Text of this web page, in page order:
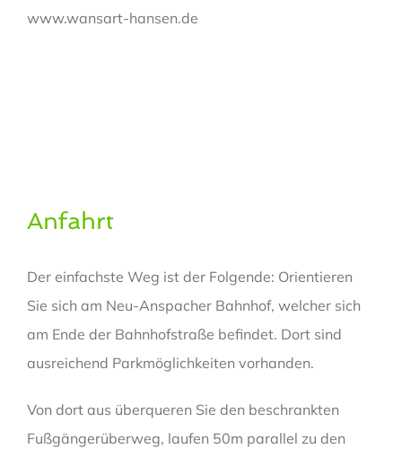
www.wansart-hansen.de
Anfahrt
Der einfachste Weg ist der Folgende: Orientieren
Sie sich am Neu-Anspacher Bahnhof, welcher sich
am Ende der Bahnhofstraße befindet. Dort sind
ausreichend Parkmöglichkeiten vorhanden.
Von dort aus überqueren Sie den beschrankten
Fußgängerüberweg, laufen 50m parallel zu den